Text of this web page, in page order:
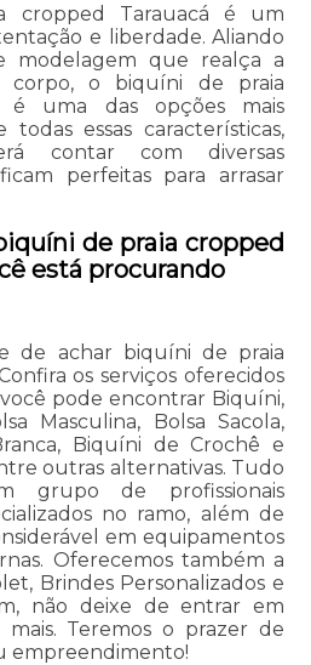
cropped Tarauacá é um
e liberdade. Aliando
modelagem que realça a
corpo, o biquíni de praia
é uma das opções mais
todas essas características,
contar com diversas
perfeitas para arrasar
de praia cropped
está procurando
de achar biquíni de praia
os serviços oferecidos
você pode encontrar Biquíni,
Masculina, Bolsa Sacola,
Biquíni de Crochê e
outras alternativas. Tudo
grupo de profissionais
no ramo, além de
em equipamentos
Oferecemos também a
Brindes Personalizados e
não deixe de entrar em
Teremos o prazer de
empreendimento!